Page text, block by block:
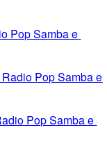
Pop Samba e
Pop Samba e
Pop Samba e